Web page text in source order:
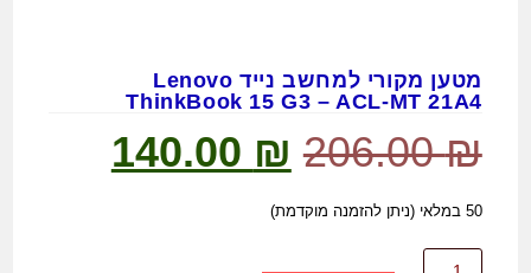
מטען מקורי למחשב נייד Lenovo
ThinkBook 15 G3 – ACL-MT 21A4
206.00₪
140.00 ₪
50 במלאי (ניתן להזמנה מוקדמת)